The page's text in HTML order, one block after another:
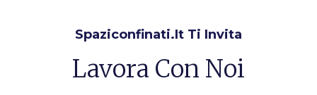
Spaziconfinati.it Ti Invita
Lavora Con Noi